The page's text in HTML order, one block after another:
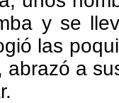
y se
las
abrazó a